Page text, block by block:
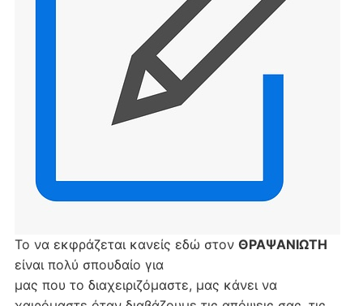
Το να εκφράζεται κανείς εδώ στον ΘΡΑΨΑΝΙΩΤΗ
είναι πολύ σπουδαίο για
μας που το διαχειριζόμαστε, μας κάνει να